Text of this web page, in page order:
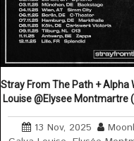
Stray From The Path + Alpha
Louise @Elysee Montmartre
13 Nov, 2025